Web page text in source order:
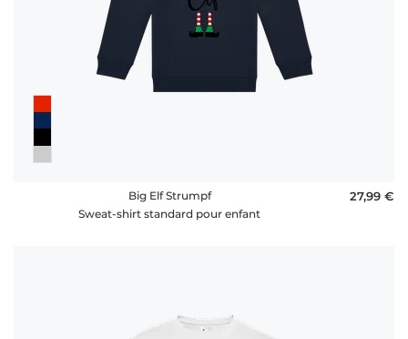
Big Elf Strumpf
Sweat-shirt standard pour enfant
27,99 €